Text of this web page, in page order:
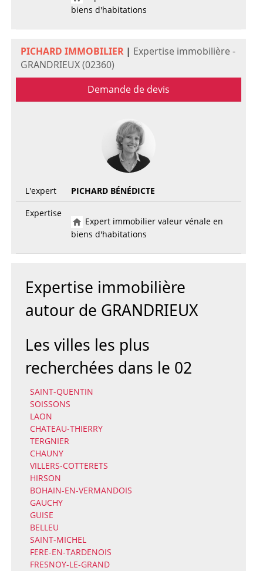
biens d'habitations
PICHARD IMMOBILIER| Expertise immobilière -
GRANDRIEUX (02360)
Demande de devis
L'expert
PICHARD BÉNÉDICTE
Expertise
Expert immobilier valeur vénale en
biens d'habitations
Expertise immobilière
autour de GRANDRIEUX
Les villes les plus
recherchées dans le 02
SAINT-QUENTIN
SOISSONS
LAON
CHATEAU-THIERRY
TERGNIER
CHAUNY
VILLERS-COTTERETS
HIRSON
BOHAIN-EN-VERMANDOIS
GAUCHY
GUISE
BELLEU
SAINT-MICHEL
FERE-EN-TARDENOIS
FRESNOY-LE-GRAND